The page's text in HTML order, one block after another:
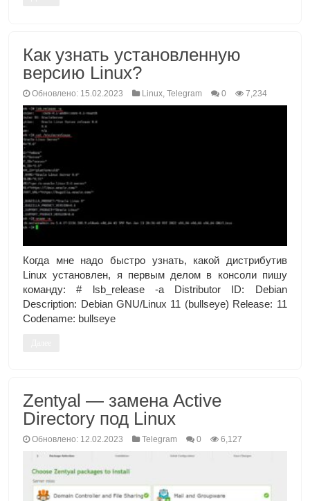
Как узнать установленную
версию Linux?
Обновлено: 15.02.2023 Linux,Telegram 0 7,234
Когда мне надо быстро узнать, какой дистрибутив
Linux установлен, я первым делом в консоли пишу
команду: # lsb_release -a Distributor ID: Debian
Description: Debian GNU/Linux 11 (bullseye) Release: 11
Codename: bullseye
Zentyal — замена Active
Directory под Linux
Обновлено: 12.02.2023 Telegram 0 6,127